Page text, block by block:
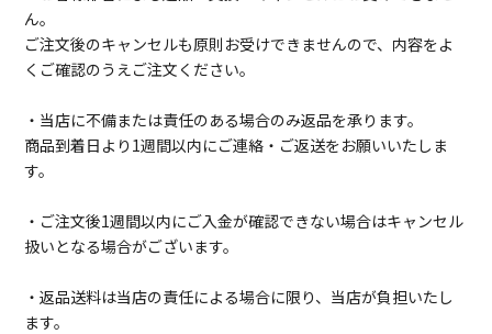
ん。
ご注文後のキャンセルも原則お受けできませんので、内容をよ
くご確認のうえご注文ください。
・当店に不備または責任のある場合のみ返品を承ります。
商品到着日より1週間以内にご連絡・ご返送をお願いいたしま
す。
・ご注文後1週間以内にご入金が確認できない場合はキャンセル
扱いとなる場合がございます。
・返品送料は当店の責任による場合に限り、当店が負担いたし
ます。